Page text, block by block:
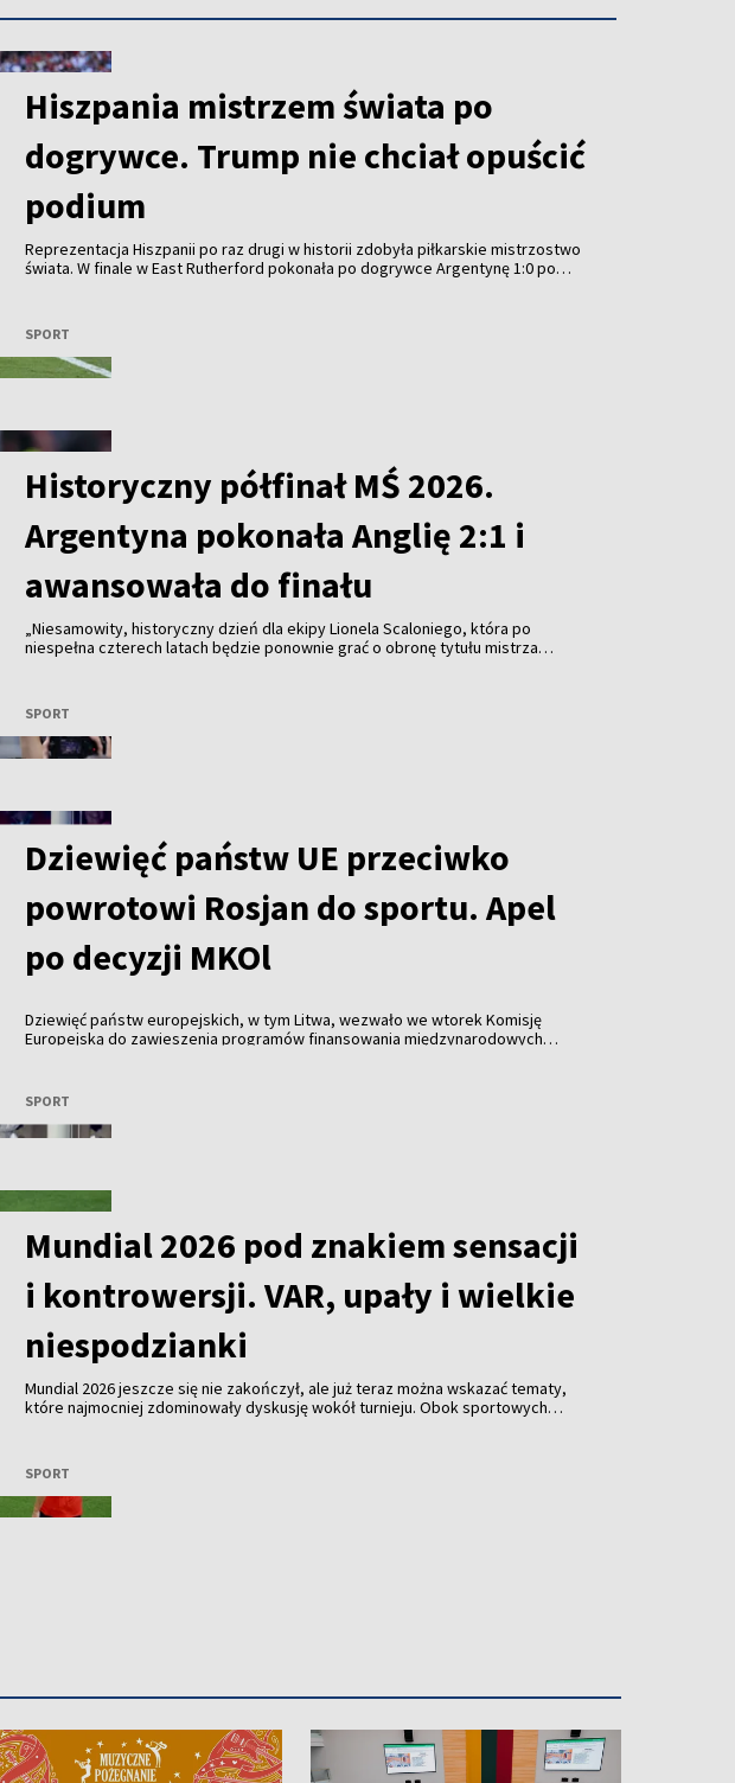
Hiszpania mistrzem świata po
dogrywce. Trump nie chciał opuścić
podium
Reprezentacja Hiszpanii po raz drugi w historii zdobyła piłkarskie mistrzostwo
świata. W finale w East Rutherford pokonała po dogrywce Argentynę 1:0 po
rokiem podczas finału Klubowych Mistrzostw Świata – nie chciał opuścić
podium.
SPORT
Historyczny półfinał MŚ 2026.
Argentyna pokonała Anglię 2:1 i
awansowała do finału
„Niesamowity, historyczny dzień dla ekipy Lionela Scaloniego, która po
niespełna czterech latach będzie ponownie grać o obronę tytułu mistrza
zapewniło jej udział w finale. Zagra w nim w niedzielę z Hiszpanią. Dzień
wcześniej Anglia i Francja zmierzą się w meczu o trzecie miejsce.
SPORT
Dziewięć państw UE przeciwko
powrotowi Rosjan do sportu. Apel
po decyzji MKOl
Dziewięć państw europejskich, w tym Litwa, wezwało we wtorek Komisję
Europejską do zawieszenia programów finansowania międzynarodowych
SPORT
Mundial 2026 pod znakiem sensacji
i kontrowersji. VAR, upały i wielkie
niespodzianki
Mundial 2026 jeszcze się nie zakończył, ale już teraz można wskazać tematy,
które najmocniej zdominowały dyskusję wokół turnieju. Obok sportowych
bohaterach tej edycji.
SPORT